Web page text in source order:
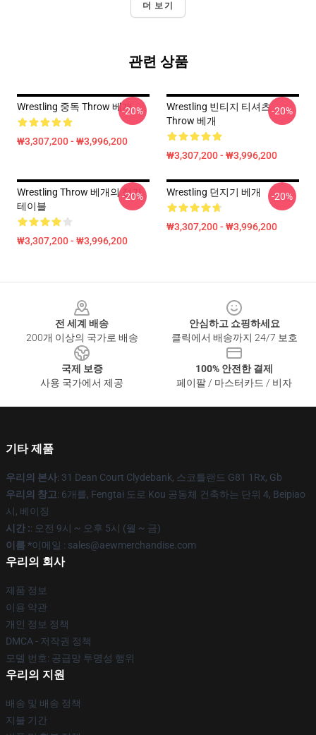
더 보기
관련 상품
Wrestling 중독 Throw 베개
₩3,307,200 - ₩3,996,200
-20%
Wrestling 빈티지 티셔츠
Throw 베개
₩3,307,200 - ₩3,996,200
-20%
Wrestling Throw 베개의 정기
테이블
₩3,307,200 - ₩3,996,200
-20% Wrestling 던지기 베개
₩3,307,200 - ₩3,996,200
-20%
전 세계 배송
200개 이상의 국가로 배송
안심하고 쇼핑하세요
클릭에서 배송까지 24/7 보호
국제 보증
사용 국가에서 제공
100% 안전한 결제
페이팔 / 마스터카드 / 비자
기타 제품
우리의 본사: 31 Dean Court Clydebank, 스코틀랜드 G81 1Rx, Gb
우리의 창고: 6개를, Fengtai 도로 Kou 공동체 건축하는 단위 4, Beipiao
시, 베이징
시간 :: 오전 9시 ~ 오후 5시 (월 ~ 금)
이름 *이메일 : sales@aewmerchandise.com
우리의 회사
제품 정보
이용 약관
개인 정보 정책
DMCA - 저작권 정책
모델 번호: 공급망 투명성 행위
우리의 지원
배송 및 배송 정책
지불 기간